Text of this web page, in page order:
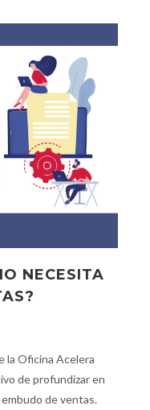
NECESITA
la Oficina Acelera
de profundizar en
de ventas.